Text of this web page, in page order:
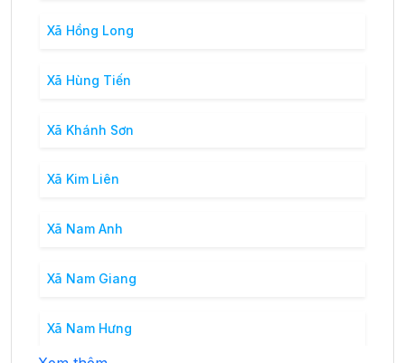
Xã Hồng Long
Xã Hùng Tiến
Xã Khánh Sơn
Xã Kim Liên
Xã Nam Anh
Xã Nam Giang
Xã Nam Hưng